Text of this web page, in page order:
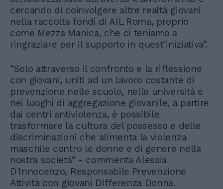
cercando di coinvolgere altre realtà giovani
nella raccolta fondi di AIL Roma, proprio
come Mezza Manica, che ci teniamo a
ringraziare per il supporto in quest’iniziativa”.
“Solo attraverso il confronto e la riflessione
con giovani, uniti ad un lavoro costante di
prevenzione nelle scuole, nelle università e
nei luoghi di aggregazione giovanile, a partire
dai centri antiviolenza, è possibile
trasformare la cultura del possesso e delle
discriminazioni che alimenta la violenza
maschile contro le donne e di genere nella
nostra società” - commenta Alessia
D'Innocenzo, Responsabile Prevenzione
Attività con giovani Differenza Donna.